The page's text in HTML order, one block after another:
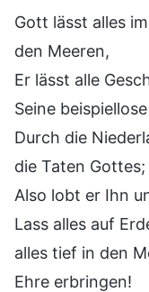
Gott lässt alles
den Meeren,
Er lässt alle
Seine
Durch die
die Taten Gottes;
Also lobt er Ihn
Lass alles auf
alles tief in den
Ehre erbringen!